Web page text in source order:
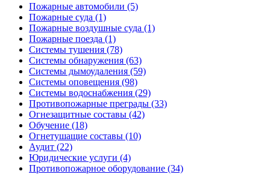
Пожарные автомобили (5)
Пожарные суда (1)
Пожарные воздушные суда (1)
Пожарные поезда (1)
Системы тушения (78)
Системы обнаружения (63)
Системы дымоудаления (59)
Системы оповещения (98)
Системы водоснабжения (29)
Противопожарные преграды (33)
Огнезащитные составы (42)
Обучение (18)
Огнетушащие составы (10)
Аудит (22)
Юридические услуги (4)
Противопожарное оборудование (34)